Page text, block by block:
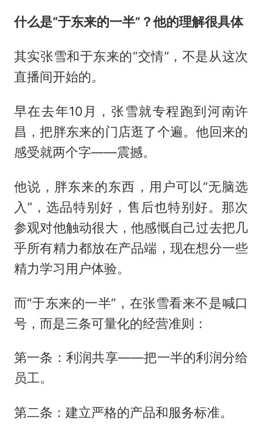
什么是“于东来的一半”？他的理解很具体
其实张雪和于东来的“交情”，不是从这次
直播间开始的。
早在去年10月，张雪就专程跑到河南许
昌，把胖东来的门店逛了个遍。他回来的
感受就两个字——震撼。
他说，胖东来的东西，用户可以“无脑选
入”，选品特别好，售后也特别好。那次
参观对他触动很大，他感慨自己过去把几
乎所有精力都放在产品端，现在想分一些
精力学习用户体验。
而“于东来的一半”，在张雪看来不是喊口
号，而是三条可量化的经营准则：
第一条：利润共享——把一半的利润分给
员工。
第二条：建立严格的产品和服务标准。